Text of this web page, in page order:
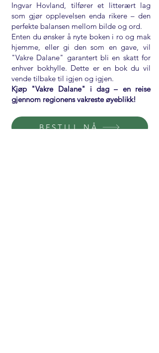
Ingvar Hovland, tilfører et litterært lag
som gjør opplevelsen enda rikere – den
perfekte balansen mellom bilde og ord.
Enten du ønsker å nyte boken i ro og mak
hjemme, eller gi den som en gave, vil
"Vakre Dalane" garantert bli en skatt for
enhver bokhylle. Dette er en bok du vil
vende tilbake til igjen og igjen.
Kjøp "Vakre Dalane" i dag – en reise
gjennom regionens vakreste øyeblikk!
BESTILL NÅ